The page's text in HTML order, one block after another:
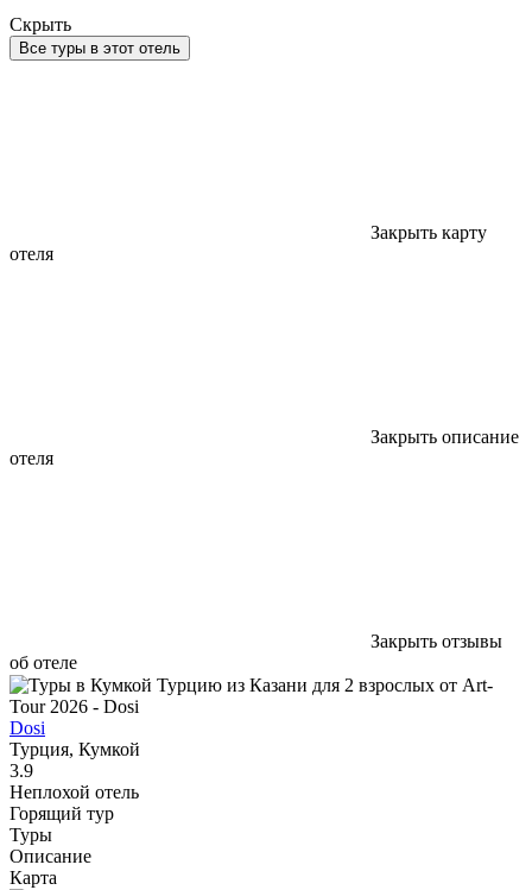
Скрыть
Все туры в этот отель
Закрыть карту
отеля
Закрыть описание
отеля
Закрыть отзывы
об отеле
Dosi
Турция, Кумкой
3.9
Неплохой отель
Горящий тур
Туры
Описание
Карта